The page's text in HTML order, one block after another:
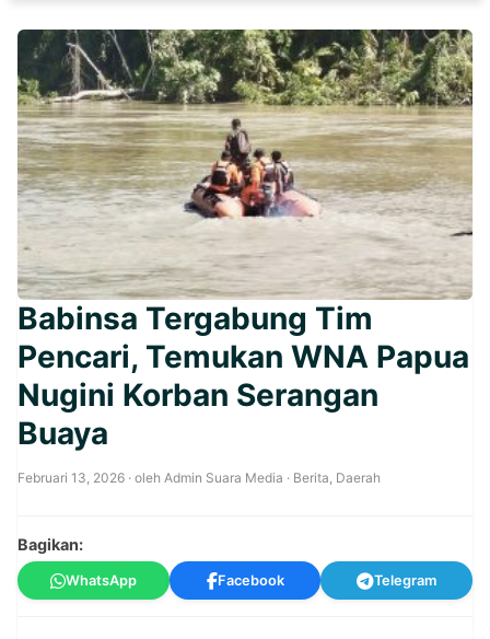
Babinsa Tergabung Tim
Pencari, Temukan WNA Papua
Nugini Korban Serangan
Buaya
Februari 13, 2026 · oleh Admin Suara Media · Berita, Daerah
Bagikan:
WhatsApp Facebook Telegram